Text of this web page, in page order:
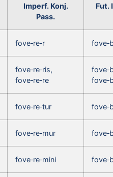
Imperf. Konj.
Pass.
Fut.
fove‑re‑r
fove‑re‑ris,
fove‑re‑re
fove‑re‑tur
fove‑re‑mur
fove‑re‑mini